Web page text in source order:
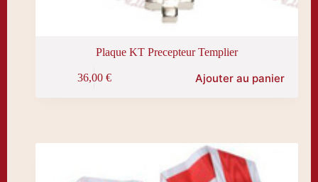
Plaque KT Precepteur Templier
36,00 € Ajouter au panier